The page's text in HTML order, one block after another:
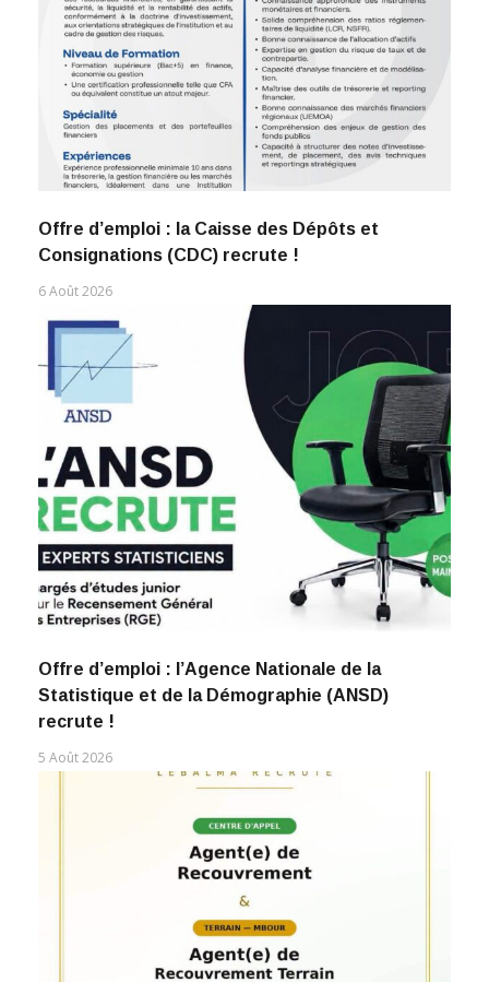
Offre d’emploi : la Caisse des Dépôts et
Consignations (CDC) recrute !
6 Août 2026
Offre d’emploi : l’Agence Nationale de la
Statistique et de la Démographie (ANSD)
recrute !
5 Août 2026